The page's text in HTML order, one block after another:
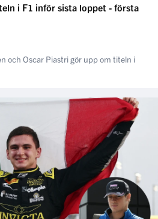
i F1 inför sista loppet - första
och Oscar Piastri gör upp om titeln i